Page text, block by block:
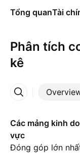
Tổng quanTài
Phân tích
kê
More
Các mảng kinh
vực
Đóng góp lớn